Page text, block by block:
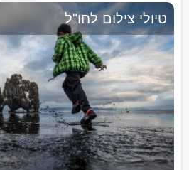
טיולי צילום לחו"ל